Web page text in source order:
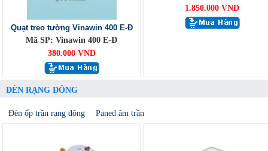
Quạt treo tường Vinawin 400 E-Đ
Mã SP: Vinawin 400 E-Đ
380.000 VND
1.850.000 VND
ĐÈN RẠNG ĐÔNG
Đèn ốp trần rạng đông Paned âm trần